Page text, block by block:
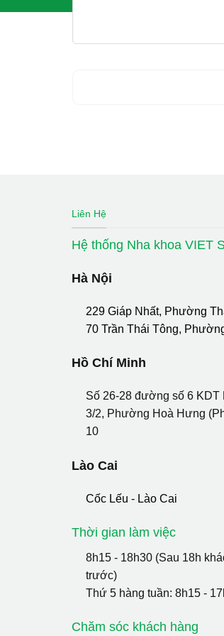
Liên Hệ
Hệ thống Nha khoa VIET
Hà Nội
229 Giáp Nhất, Phường
70 Trần Thái Tông,
Hồ Chí Minh
Số 26-28 đường số 6
3/2, Phường Hoà Hưng
10
Lào Cai
Cốc Lếu - Lào Cai
Thời gian làm việc
8h15 - 18h30 (Sau 18h
trước)
Thứ 5 hàng tuần: 8h15 -
Chăm sóc khách hàng